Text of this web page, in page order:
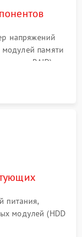
напряжений
памяти
RAID)
утилитами.
питания,
модулей (HDD